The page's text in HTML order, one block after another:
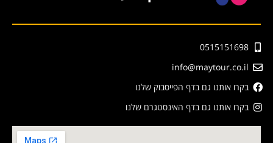
0515151698
info@maytour.co.il
בקרו אותנו גם בדף הפייסבוק שלנו
בקרו אותנו גם בדף האינסטגרם שלנו